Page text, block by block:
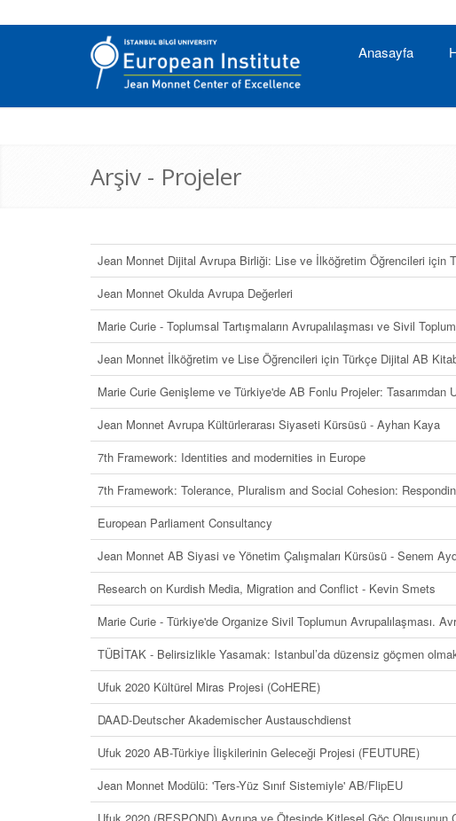
Anasayfa
Arşiv - Projeler
Jean Monnet Dijital Avrupa Birliği: Lise ve İlköğretim Öğrencileri için
Jean Monnet Okulda Avrupa Değerleri
Marie Curie - Toplumsal Tartışmaların Avrupalılaşması ve Sivil
Jean Monnet İlköğretim ve Lise Öğrencileri için Türkçe Dijital AB
Marie Curie Genişleme ve Türkiye'de AB Fonlu Projeler: Tasarımdan
Jean Monnet Avrupa Kültürlerarası Siyaseti Kürsüsü - Ayhan Kaya
7th Framework: Identities and modernities in Europe
7th Framework: Tolerance, Pluralism and Social Cohesion:
European Parliament Consultancy
Jean Monnet AB Siyasi ve Yönetim Çalışmaları Kürsüsü - Senem
Research on Kurdish Media, Migration and Conflict - Kevin Smets
Marie Curie - Türkiye'de Organize Sivil Toplumun Avrupalılaşması.
TÜBİTAK - Belirsizlikle Yasamak: Istanbul’da düzensiz göçmen
Ufuk 2020 Kültürel Miras Projesi (CoHERE)
DAAD-Deutscher Akademischer Austauschdienst
Ufuk 2020 AB-Türkiye İlişkilerinin Geleceği Projesi (FEUTURE)
Jean Monnet Modülü: 'Ters-Yüz Sınıf Sistemiyle' AB/FlipEU